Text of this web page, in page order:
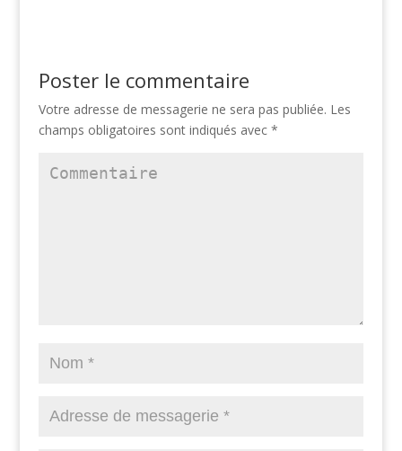
Poster le commentaire
Votre adresse de messagerie ne sera pas publiée. Les
champs obligatoires sont indiqués avec *